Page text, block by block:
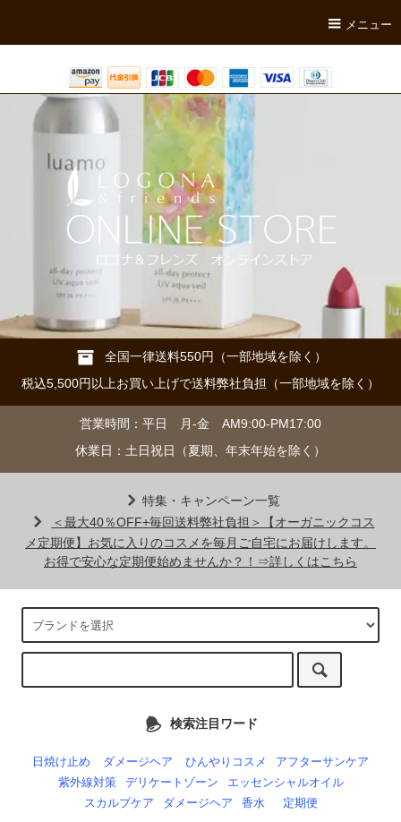
メニュー
全国一律送料550円（一部地域を除く）
税込5,500円以上お買い上げで送料弊社負担（一部地域を除く）
営業時間：平日 月-金 AM9:00-PM17:00
休業日：土日祝日（夏期、年末年始を除く）
特集・キャンペーン一覧
＜最大40％OFF+毎回送料弊社負担＞【オーガニックコス
メ定期便】お気に入りのコスメを毎月ご自宅にお届けします。
お得で安心な定期便始めませんか？！⇒詳しくはこちら
検索注目ワード
日焼け止め ダメージヘア ひんやりコスメ
アフターサンケア
紫外線対策
デリケートゾーン
エッセンシャルオイル
スカルプケア
ダメージヘア 香水 定期便